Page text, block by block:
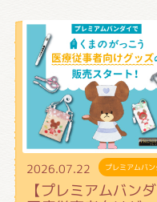
2026.07.22 プレミアムバ
【プレミアムバン